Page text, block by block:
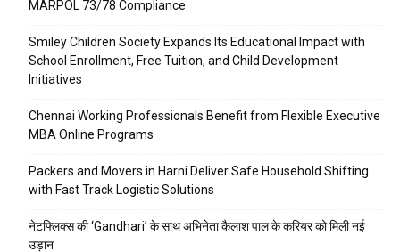
MARPOL 73/78 Compliance
Smiley Children Society Expands Its Educational Impact with
School Enrollment, Free Tuition, and Child Development
Initiatives
Chennai Working Professionals Benefit from Flexible Executive
MBA Online Programs
Packers and Movers in Harni Deliver Safe Household Shifting
with Fast Track Logistic Solutions
नेटफ्लिक्स की ‘Gandhari’ के साथ अभिनेता कैलाश पाल के करियर को मिली नई
उड़ान